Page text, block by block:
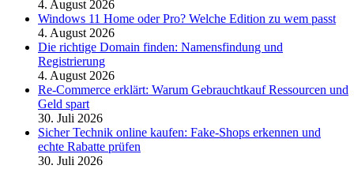
4. August 2026
Windows 11 Home oder Pro? Welche Edition zu wem passt
4. August 2026
Die richtige Domain finden: Namensfindung und
Registrierung
4. August 2026
Re-Commerce erklärt: Warum Gebrauchtkauf Ressourcen und
Geld spart
30. Juli 2026
Sicher Technik online kaufen: Fake-Shops erkennen und
echte Rabatte prüfen
30. Juli 2026